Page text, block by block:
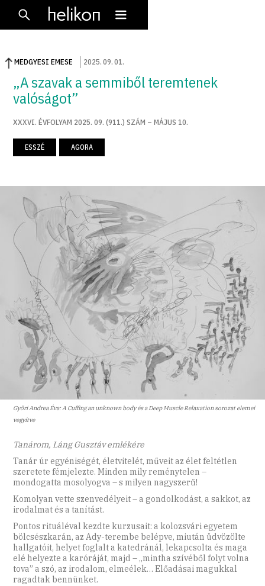
MEDGYESI EMESE 2025.09.01.
„A szavak a semmiből teremtenek
valóságot”
XXXVI. ÉVFOLYAM 2025. 09. (911.) SZÁM – MÁJUS 10.
ESSZÉ AGORA
Győri Andrea Éva: A Cuffing an unknown body és a Deep Muscle Relaxation sorozat elemei
vegyítve
Tanárom, Láng Gusztáv emlékére
Tanár úr egyéniségét, életvitelét, műveit az élet feltétlen
szeretete fémjelezte. Minden mily reménytelen –
mondogatta mosolyogva – s milyen nagyszerű!
Komolyan vette szenvedélyeit – a gondolkodást, a sakkot, az
irodalmat és a tanítást.
Pontos rituáléval kezdte kurzusait: a kolozsvári egyetem
bölcsészkarán, az Ady-terembe belépve, miután üdvözölte
hallgatóit, helyet foglalt a katedránál, lekapcsolta és maga
elé helyezte a karóráját, majd – „mintha szívéből folyt volna
tova” a szó, az irodalom, elmeélek… Előadásai magukkal
ragadtak bennünket.